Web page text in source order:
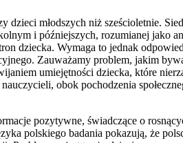
młodszych niż sześcioletnie.
i późniejszych, rozumianej jako
dziecka. Wymaga to jednak
Zauważamy problem, jakim
umiejętności dziecka, które
obok pochodzenia
pozytywne, świadczące o
polskiego badania pokazują, że